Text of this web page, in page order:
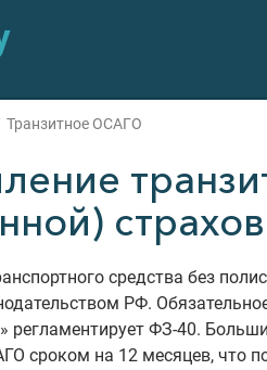
Транзитное ОСАГО
средства без
РФ.
регламентирует ФЗ-40.
сроком на 12 месяцев, что